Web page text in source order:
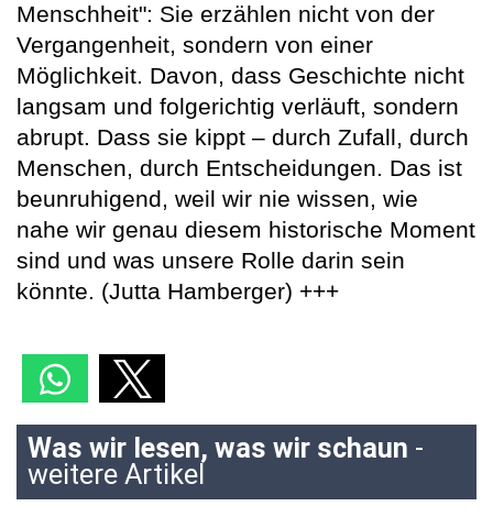
Menschheit": Sie erzählen nicht von der
Vergangenheit, sondern von einer
Möglichkeit. Davon, dass Geschichte nicht
langsam und folgerichtig verläuft, sondern
abrupt. Dass sie kippt – durch Zufall, durch
Menschen, durch Entscheidungen. Das ist
beunruhigend, weil wir nie wissen, wie
nahe wir genau diesem historische Moment
sind und was unsere Rolle darin sein
könnte. (Jutta Hamberger) +++
Was wir lesen, was wir schaun -
weitere Artikel